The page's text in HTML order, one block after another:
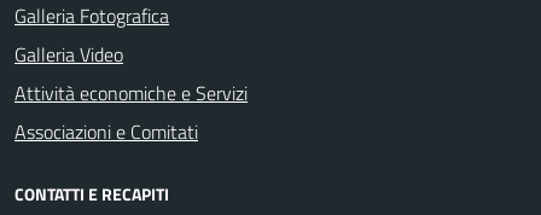
Galleria Fotografica
Galleria Video
Attività economiche e Servizi
Associazioni e Comitati
CONTATTI E RECAPITI